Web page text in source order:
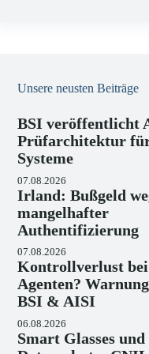
Unsere neusten Beiträge
BSI veröffentlicht
Prüfarchitektur
Systeme
07.08.2026
Irland: Bußgeld
mangelhafter
Authentifizierung
07.08.2026
Kontrollverlust
Agenten?
BSI & AISI
06.08.2026
Smart Glasses und